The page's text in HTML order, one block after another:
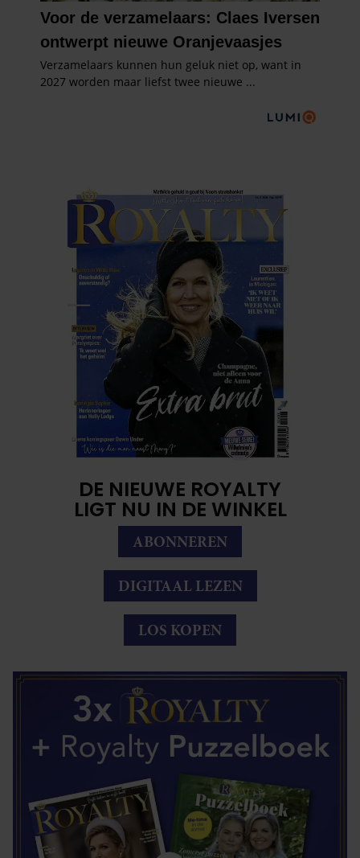
DE NIEUWE ROYALTY
LIGT NU IN DE WINKEL
ABONNEREN
DIGITAAL LEZEN
LOS KOPEN